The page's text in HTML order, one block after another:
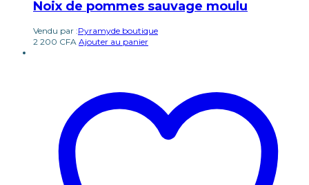
Noix de pommes sauvage moulu
Vendu par :Pyramyde boutique
2 200 CFA Ajouter au panier